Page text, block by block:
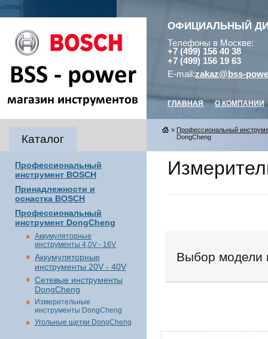
ОФИЦИАЛЬНЫЙ
Телефоны в Москве:
+7 (499) 156 40 38
+7 (499) 156 19 63
E-mail:zakaz@bss-
ГЛАВНАЯ О КОМПАНИИ
Каталог
Профессиональный
инструмент BOSCH
Принадлежности и
оснастка BOSCH
Профессиональный
инструмент DongCheng
Аккумуляторные
инструменты 4,0V - 16V
Аккумуляторные
инструменты 20V - 40V
Сетевые инструменты
DongCheng
Измерительные
инструменты DongCheng
Угольные щетки DongCheng
» Профессиональный
DongCheng
Выбор модели